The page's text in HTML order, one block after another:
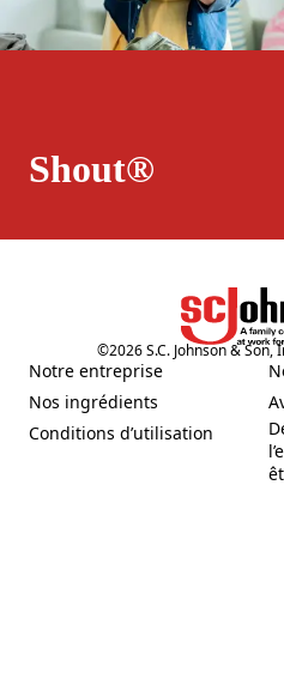
Shout®
©2026S.C. Johnson &
Notre entreprise
(Opens in a new tab)
Nos ingrédients
(Opens in a new tab)
Conditions d’utilisation
(Opens in a new tab)